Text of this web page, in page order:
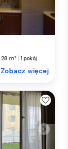
28 m² 1 pokój
Zobacz więcej